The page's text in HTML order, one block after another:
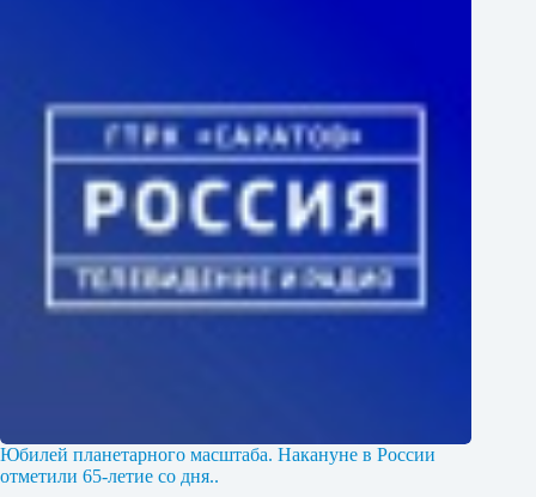
Юбилей планетарного масштаба. Накануне в России
отметили 65-летие со дня..